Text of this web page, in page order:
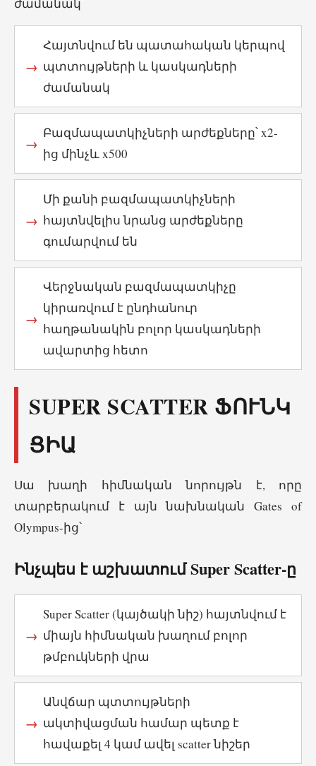
ժամանակ՝
Հայտնվում են պատահական կերպով
պտտույթների և կասկադների
ժամանակ
Բազմապատկիչների արժեքները՝ x2-
ից մինչև x500
Մի քանի բազմապատկիչների
հայտնվելիս նրանց արժեքները
գումարվում են
Վերջնական բազմապատկիչը
կիրառվում է ընդհանուր
հաղթանակին բոլոր կասկադների
ավարտից հետո
SUPER SCATTER ՖՈՒՆԿ
ՑԻԱ
Սա խաղի հիմնական նորույթն է, որը
տարբերակում է այն նախնական Gates of
Olympus-ից՝
Ինչպես է աշխատում Super Scatter-ը
Super Scatter (կայծակի նիշ) հայտնվում է
միայն հիմնական խաղում բոլոր
թմբուկների վրա
Անվճար պտտույթների
ակտիվացման համար պետք է
հավաքել 4 կամ ավել scatter նիշեր